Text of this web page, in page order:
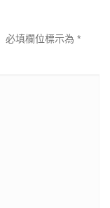
必填欄位標示為 *